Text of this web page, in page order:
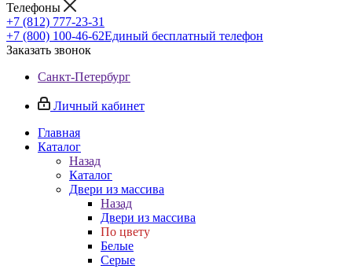
Телефоны
+7 (812) 777-23-31
+7 (800) 100-46-62Единый бесплатный телефон
Заказать звонок
Санкт-Петербург
Личный кабинет
Главная
Каталог
Назад
Каталог
Двери из массива
Назад
Двери из массива
По цвету
Белые
Серые